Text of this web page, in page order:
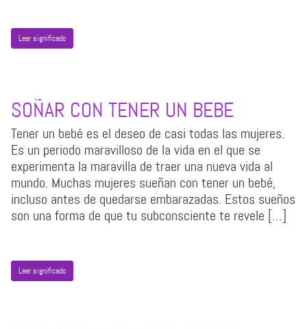
Leer significado
SOÑAR CON TENER UN BEBE
Tener un bebé es el deseo de casi todas las mujeres.
Es un periodo maravilloso de la vida en el que se
experimenta la maravilla de traer una nueva vida al
mundo. Muchas mujeres sueñan con tener un bebé,
incluso antes de quedarse embarazadas. Estos sueños
son una forma de que tu subconsciente te revele […]
Leer significado